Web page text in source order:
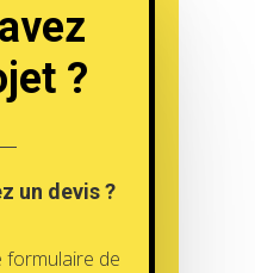
?
un devis ?
formulaire de